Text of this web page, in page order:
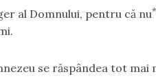
al Domnului, pentru că nu
se răspândea tot mai